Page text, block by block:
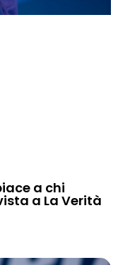
a chi
a La Verità